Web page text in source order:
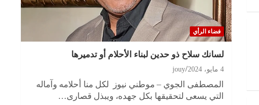
فضاء الرأي
لسانك سلاح ذو حدين لبناء الأحلام أو تدميرها
4 مايو، 2024 jouy
المصطفى الجوي – موطني نيوز لكل منا أحلامه وآماله
التي يسعى لتحقيقها بكل جهده، ويبذل قصارى…